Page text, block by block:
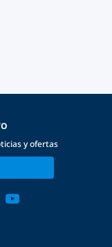
y ofertas